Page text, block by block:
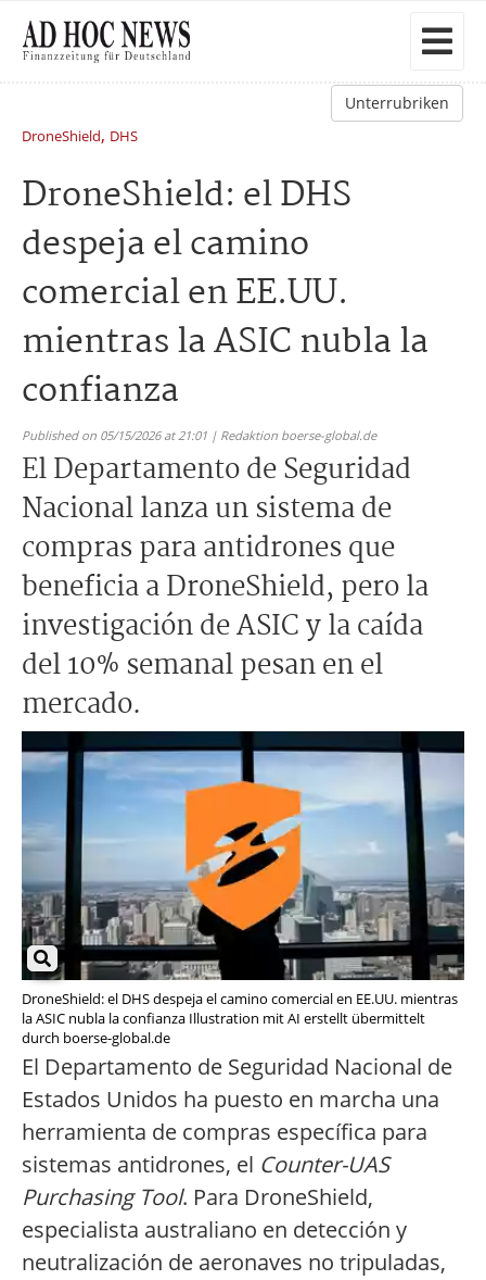
Unterrubriken
DroneShield, DHS
DroneShield: el DHS
despeja el camino
comercial en EE.UU.
mientras la ASIC nubla la
confianza
Published on 05/15/2026 at 21:01 | Redaktion boerse-global.de
El Departamento de Seguridad
Nacional lanza un sistema de
compras para antidrones que
beneficia a DroneShield, pero la
investigación de ASIC y la caída
del 10% semanal pesan en el
mercado.
DroneShield: el DHS despeja el camino comercial en EE.UU. mientras
la ASIC nubla la confianza Illustration mit AI erstellt übermittelt
durch boerse-global.de
El Departamento de Seguridad Nacional de
Estados Unidos ha puesto en marcha una
herramienta de compras específica para
sistemas antidrones, el Counter-UAS
Purchasing Tool. Para DroneShield,
especialista australiano en detección y
neutralización de aeronaves no tripuladas,